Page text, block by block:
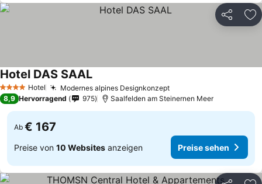
Teilen
4 Sterne Hotel Modernes alpines Designkonzept
Hotel DAS SAAL
8,9 Hervorragend 975 Saalfelden am Steinernen Meer
Ab € 167
Preise von 10 Websites anzeigen Preise sehen